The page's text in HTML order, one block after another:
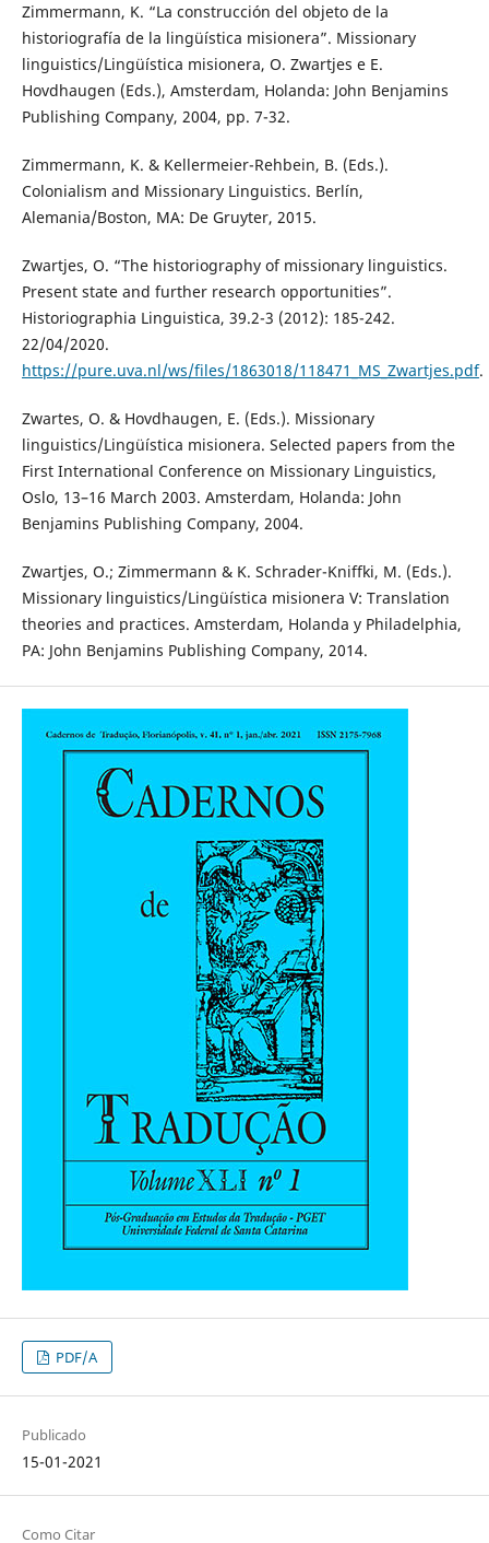
Zimmermann, K. “La construcción del objeto de la
historiografía de la lingüística misionera”. Missionary
linguistics/Lingüística misionera, O. Zwartjes e E.
Hovdhaugen (Eds.), Amsterdam, Holanda: John Benjamins
Publishing Company, 2004, pp. 7-32.
Zimmermann, K. & Kellermeier-Rehbein, B. (Eds.).
Colonialism and Missionary Linguistics. Berlín,
Alemania/Boston, MA: De Gruyter, 2015.
Zwartjes, O. “The historiography of missionary linguistics.
Present state and further research opportunities”.
Historiographia Linguistica, 39.2-3 (2012): 185-242.
22/04/2020.
https://pure.uva.nl/ws/files/1863018/118471_MS_Zwartjes.pdf.
Zwartes, O. & Hovdhaugen, E. (Eds.). Missionary
linguistics/Lingüística misionera. Selected papers from the
First International Conference on Missionary Linguistics,
Oslo, 13–16 March 2003. Amsterdam, Holanda: John
Benjamins Publishing Company, 2004.
Zwartjes, O.; Zimmermann & K. Schrader-Kniffki, M. (Eds.).
Missionary linguistics/Lingüística misionera V: Translation
theories and practices. Amsterdam, Holanda y Philadelphia,
PA: John Benjamins Publishing Company, 2014.
PDF/A
Publicado
15-01-2021
Como Citar